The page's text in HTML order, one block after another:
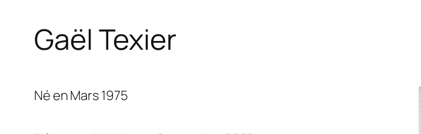
Gaël Texier
Né en Mars 1975